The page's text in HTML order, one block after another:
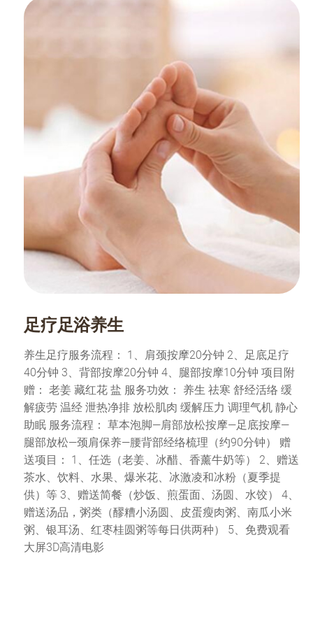
足疗足浴养生
养生足疗服务流程： 1、肩颈按摩20分钟 2、足底足疗
40分钟 3、背部按摩20分钟 4、腿部按摩10分钟 项目附
赠： 老姜 藏红花 盐 服务功效： 养生 祛寒 舒经活络 缓
解疲劳 温经 泄热净排 放松肌肉 缓解压力 调理气机 静心
助眠 服务流程： 草本泡脚—肩部放松按摩—足底按摩—
腿部放松—颈肩保养—腰背部经络梳理（约90分钟） 赠
送项目： 1、任选（老姜、冰醋、香薰牛奶等） 2、赠送
茶水、饮料、水果、爆米花、冰激凌和冰粉（夏季提
供）等 3、赠送简餐（炒饭、煎蛋面、汤圆、水饺） 4、
赠送汤品，粥类（醪糟小汤圆、皮蛋瘦肉粥、南瓜小米
粥、银耳汤、红枣桂圆粥等每日供两种） 5、免费观看
大屏3D高清电影